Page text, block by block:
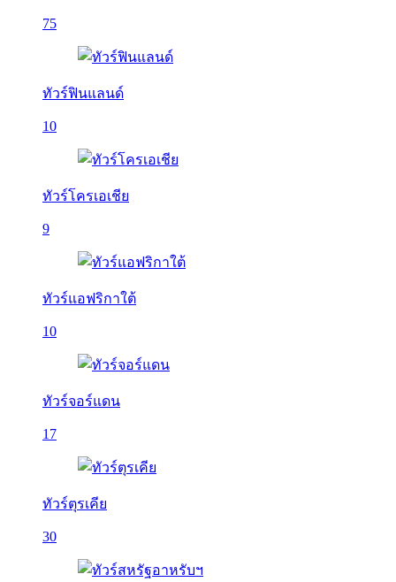
75
ทัวร์ฟินแลนด์
10
ทัวร์โครเอเชีย
9
ทัวร์แอฟริกาใต้
10
ทัวร์จอร์แดน
17
ทัวร์ตุรเคีย
30